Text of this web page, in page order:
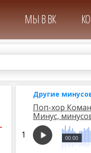
МЫ В ВК
Другие
Поп-хор
Минус,
00:00